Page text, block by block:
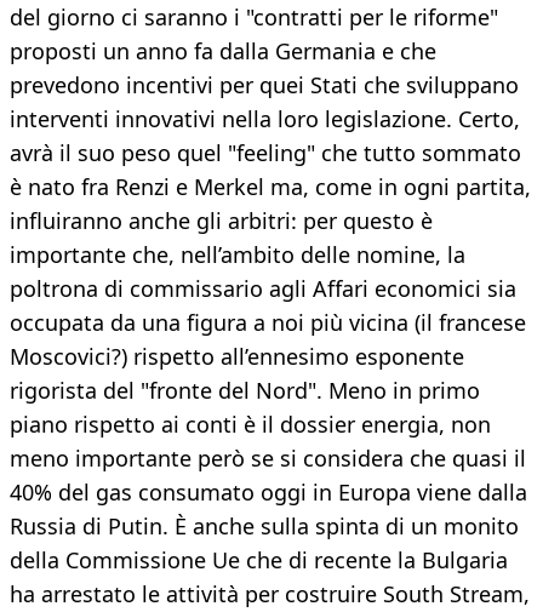
del giorno ci saranno i "contratti per le riforme"
proposti un anno fa dalla Germania e che
prevedono incentivi per quei Stati che sviluppano
interventi innovativi nella loro legislazione. Certo,
avrà il suo peso quel "feeling" che tutto sommato
è nato fra Renzi e Merkel ma, come in ogni partita,
influiranno anche gli arbitri: per questo è
importante che, nell’ambito delle nomine, la
poltrona di commissario agli Affari economici sia
occupata da una figura a noi più vicina (il francese
Moscovici?) rispetto all’ennesimo esponente
rigorista del "fronte del Nord". Meno in primo
piano rispetto ai conti è il dossier energia, non
meno importante però se si considera che quasi il
40% del gas consumato oggi in Europa viene dalla
Russia di Putin. È anche sulla spinta di un monito
della Commissione Ue che di recente la Bulgaria
ha arrestato le attività per costruire South Stream,